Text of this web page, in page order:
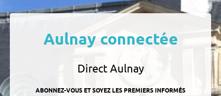
Aulnay connectée
Direct Aulnay
ABONNEZ-VOUS ET SOYEZ LES PREMIERS INFORMÉS